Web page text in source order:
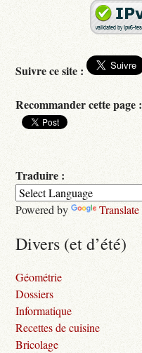
Suivre ce site :
Recommander cette page :
Traduire :
Powered by Translate
Divers (et d’été)
Géométrie
Dossiers
Informatique
Recettes de cuisine
Bricolage